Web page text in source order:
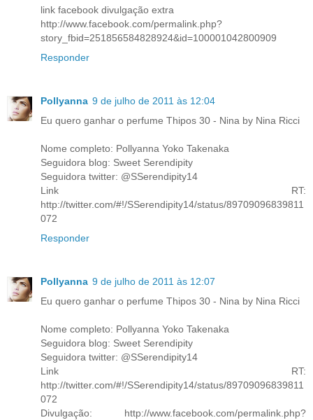
link facebook divulgação extra
http://www.facebook.com/permalink.php?
story_fbid=251856584828924&id=100001042800909
Responder
Pollyanna 9 de julho de 2011 às 12:04
Eu quero ganhar o perfume Thipos 30 - Nina by Nina Ricci
Nome completo: Pollyanna Yoko Takenaka
Seguidora blog: Sweet Serendipity
Seguidora twitter: @SSerendipity14
Link RT:
http://twitter.com/#!/SSerendipity14/status/89709096839811
072
Responder
Pollyanna 9 de julho de 2011 às 12:07
Eu quero ganhar o perfume Thipos 30 - Nina by Nina Ricci
Nome completo: Pollyanna Yoko Takenaka
Seguidora blog: Sweet Serendipity
Seguidora twitter: @SSerendipity14
Link RT:
http://twitter.com/#!/SSerendipity14/status/89709096839811
072
Divulgação: http://www.facebook.com/permalink.php?